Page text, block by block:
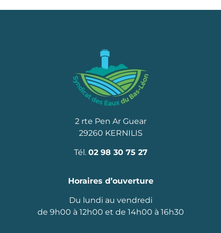
2 rte Pen Ar Guear
29260 KERNILIS
Tél. 02 98 30 75 27
Horaires d’ouverture
Du lundi au vendredi
de 9h00 à 12h00 et de 14h00 à 16h30